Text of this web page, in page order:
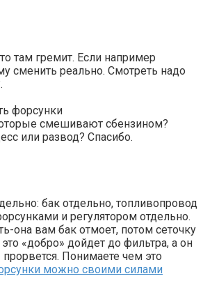
там гремит. Если например
сменить реально. Смотреть надо
форсунки
смешивают сбензином?
или развод? Спасибо.
бак отдельно, топливопровод
и регулятором отдельно.
она вам бак отмоет, потом сеточку
«добро» дойдет до фильтра, а он
прорвется. Понимаете чем это
можно своими силами